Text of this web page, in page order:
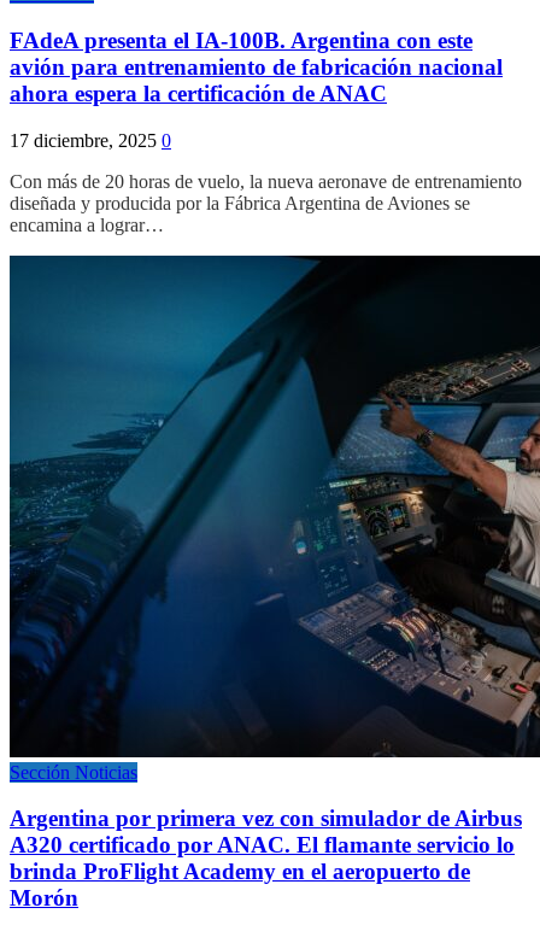
FAdeA presenta el IA-100B. Argentina con este
avión para entrenamiento de fabricación nacional
ahora espera la certificación de ANAC
17 diciembre, 2025 0
Con más de 20 horas de vuelo, la nueva aeronave de entrenamiento
diseñada y producida por la Fábrica Argentina de Aviones se
encamina a lograr…
Sección Noticias
Argentina por primera vez con simulador de Airbus
A320 certificado por ANAC. El flamante servicio lo
brinda ProFlight Academy en el aeropuerto de
Morón